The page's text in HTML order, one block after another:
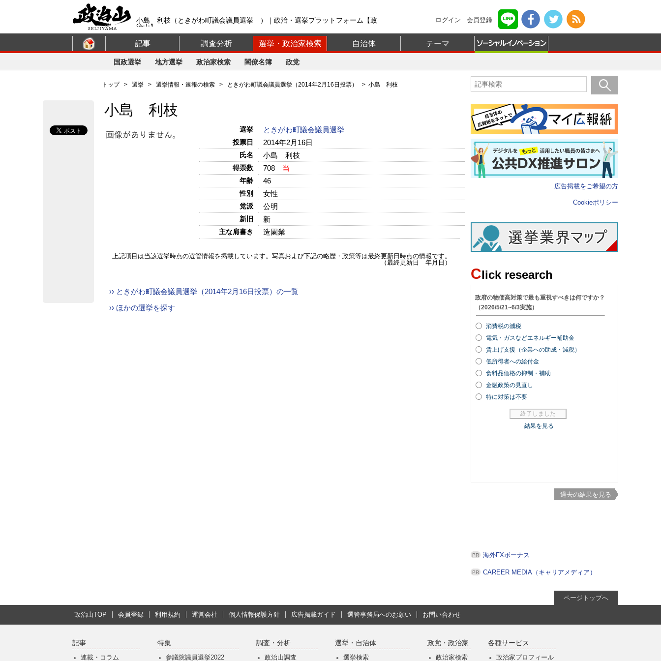
小島 利枝（ときがわ町議会議員選挙 ）｜政治・選挙プラットフォーム【政
治山】
ログイン 会員登録
記事 調査分析 選挙・政治家検索 自治体 テーマ
国政選挙 地方選挙 政治家検索 閣僚名簿 政党
トップ> 選挙 > 選挙情報・速報の検索 > ときがわ町議会議員選挙（2014年2月16日投票） > 小島 利枝
小島 利枝
選挙 ときがわ町議会議員選挙
投票日 2014年2月16日
氏名 小島 利枝
得票数 708 当
年齢 46
性別 女性
党派 公明
新旧 新
主な肩書き 造園業
上記項目は当該選挙時点の選管情報を掲載しています。写真および下記の略歴・政策等は最終更新日時点の情報です。
（最終更新日 年月日）
›› ときがわ町議会議員選挙（2014年2月16日投票）の一覧
›› ほかの選挙を探す
広告掲載をご希望の方
Cookieポリシー
Click research
過去の結果を見る
海外FXボーナス
CAREER MEDIA（キャリアメディア）
ページトップへ
政治山TOP 会員登録 利用規約 運営会社 個人情報保護方針 広告掲載ガイド 選管事務局へのお願い お問い合わせ
記事
連載・コラム
特集
参議院議員選挙2022
調査・分析
政治山調査
選挙・自治体
選挙検索
政党・政治家
政治家検索
各種サービス
政治家プロフィール